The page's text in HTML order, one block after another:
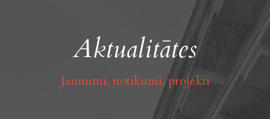
Aktualitātes
Jaunumi, notikumi, projekti